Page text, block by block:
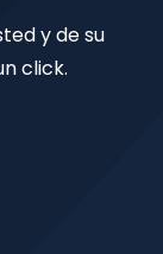
y de su
click.